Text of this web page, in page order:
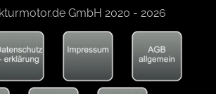
GmbH 2020 - 2026